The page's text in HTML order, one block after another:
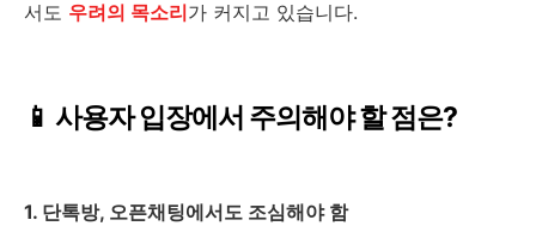
서도 우려의 목소리가 커지고 있습니다.
📱 사용자 입장에서 주의해야 할 점은?
1. 단톡방, 오픈채팅에서도 조심해야 함